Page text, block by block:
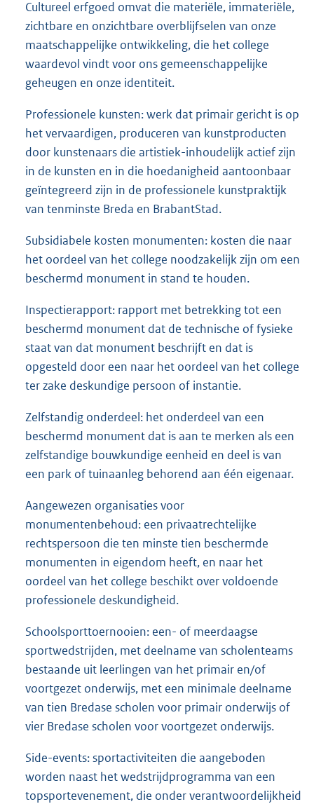
Cultureel erfgoed omvat die materiële, immateriële,
zichtbare en onzichtbare overblijfselen van onze
maatschappelijke ontwikkeling, die het college
waardevol vindt voor ons gemeenschappelijke
geheugen en onze identiteit.
Professionele kunsten: werk dat primair gericht is op
het vervaardigen, produceren van kunstproducten
door kunstenaars die artistiek-inhoudelijk actief zijn
in de kunsten en in die hoedanigheid aantoonbaar
geïntegreerd zijn in de professionele kunstpraktijk
van tenminste Breda en BrabantStad.
Subsidiabele kosten monumenten: kosten die naar
het oordeel van het college noodzakelijk zijn om een
beschermd monument in stand te houden.
Inspectierapport: rapport met betrekking tot een
beschermd monument dat de technische of fysieke
staat van dat monument beschrijft en dat is
opgesteld door een naar het oordeel van het college
ter zake deskundige persoon of instantie.
Zelfstandig onderdeel: het onderdeel van een
beschermd monument dat is aan te merken als een
zelfstandige bouwkundige eenheid en deel is van
een park of tuinaanleg behorend aan één eigenaar.
Aangewezen organisaties voor
monumentenbehoud: een privaatrechtelijke
rechtspersoon die ten minste tien beschermde
monumenten in eigendom heeft, en naar het
oordeel van het college beschikt over voldoende
professionele deskundigheid.
Schoolsporttoernooien: een- of meerdaagse
sportwedstrijden, met deelname van scholenteams
bestaande uit leerlingen van het primair en/of
voortgezet onderwijs, met een minimale deelname
van tien Bredase scholen voor primair onderwijs of
vier Bredase scholen voor voortgezet onderwijs.
Side-events: sportactiviteiten die aangeboden
worden naast het wedstrijdprogramma van een
topsportevenement, die onder verantwoordelijkheid